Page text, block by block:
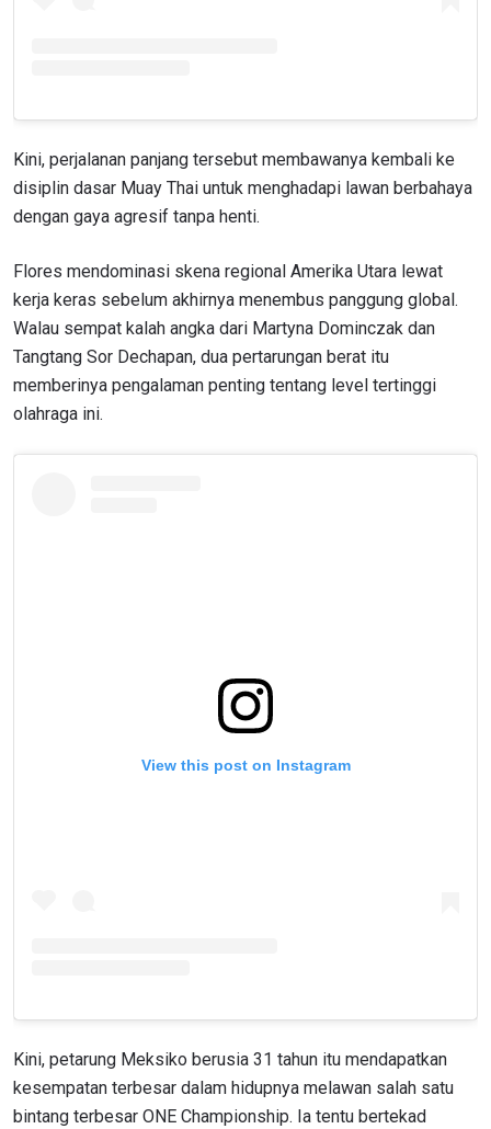
Kini, perjalanan panjang tersebut membawanya kembali ke
disiplin dasar Muay Thai untuk menghadapi lawan berbahaya
dengan gaya agresif tanpa henti.
Flores mendominasi skena regional Amerika Utara lewat
kerja keras sebelum akhirnya menembus panggung global.
Walau sempat kalah angka dari Martyna Dominczak dan
Tangtang Sor Dechapan, dua pertarungan berat itu
memberinya pengalaman penting tentang level tertinggi
olahraga ini.
View this post on Instagram
Kini, petarung Meksiko berusia 31 tahun itu mendapatkan
kesempatan terbesar dalam hidupnya melawan salah satu
bintang terbesar ONE Championship. Ia tentu bertekad
LAWAN
terbaru, tawaran spesial, dan akses awal untuk kursi
EMAIL